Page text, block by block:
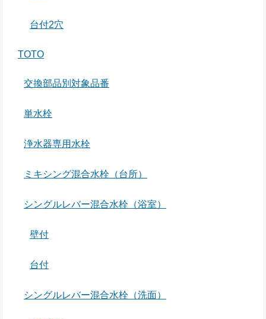
台付2穴
TOTO
交換部品別対象品番
単水栓
浄水器専用水栓
ミキシング混合水栓（台所）
シングルレバー混合水栓（浴室）
壁付
台付
シングルレバー混合水栓（洗面）